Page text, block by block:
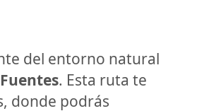
del entorno natural
. Esta ruta te
donde podrás